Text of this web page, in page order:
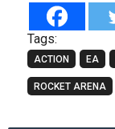
Tags:
ACTION EA
ROCKET ARENA